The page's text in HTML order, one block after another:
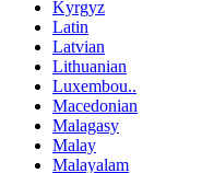
Kyrgyz
Latin
Latvian
Lithuanian
Luxembou..
Macedonian
Malagasy
Malay
Malayalam